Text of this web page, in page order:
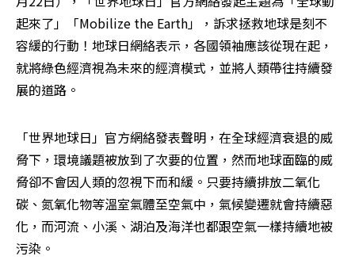
起來了」「Mobilize the Earth」，訴求拯救地球是刻不
容緩的行動！地球日網絡表示，各國領袖應該從現在起，
就將綠色經濟視為未來的經濟模式，並將人類帶往持續發
展的道路。
「世界地球日」官方網絡發表聲明，在全球經濟衰退的威
脅下，環境議題被放到了次要的位置，然而地球面臨的威
脅卻不會因人類的忽視下而和緩。只要持續排放二氧化
碳、氮氧化物等溫室氣體至空氣中，氣候變遷就會持續惡
化，而河流、小溪、湖泊及海洋也都跟空氣一樣持續地被
污染。